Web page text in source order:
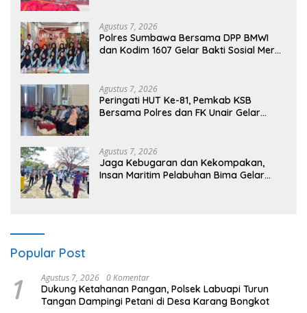
Agustus 7, 2026
Polres Sumbawa Bersama DPP BMWI
dan Kodim 1607 Gelar Bakti Sosial Merah
Agustus 7, 2026
Peringati HUT Ke-81, Pemkab KSB
Bersama Polres dan FK Unair Gelar
Agustus 7, 2026
Jaga Kebugaran dan Kekompakan,
Insan Maritim Pelabuhan Bima Gelar
Popular Post
1 Agustus 7, 2026 0 Komentar
Dukung Ketahanan Pangan, Polsek Labuapi Turun
Tangan Dampingi Petani di Desa Karang Bongkot